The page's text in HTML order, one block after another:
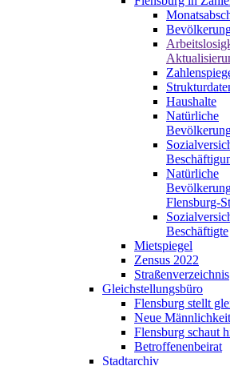
Haushalte
Natürliche
Natürliche
Flensburg-
Beschäftigte
Mietspiegel
Zensus 2022
Straßenverzeichnis
Gleichstellungsbüro
Flensburg stellt
Neue
Flensburg schaut
Betroffenenbeirat
Stadtarchiv